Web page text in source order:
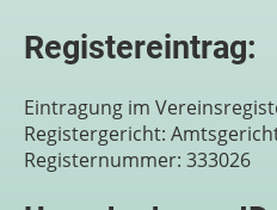
Registereintrag:
Eintragung im
Registergericht:
Registernummer: 333026